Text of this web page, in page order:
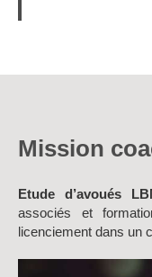
Mission
Etude d’avoués
associés et
licenciement dans un